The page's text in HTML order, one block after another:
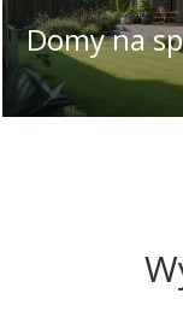
Domy na